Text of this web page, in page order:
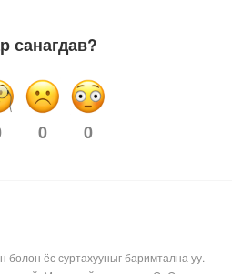
санагдав?
0 0
болон ёс суртахууныг баримтална уу.